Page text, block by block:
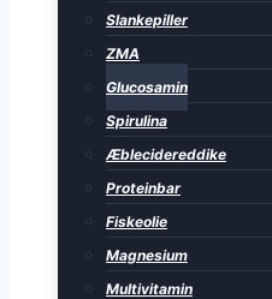
Slankepiller
ZMA
Glucosamin
Spirulina
Æblecidereddike
Proteinbar
Fiskeolie
Magnesium
Multivitamin